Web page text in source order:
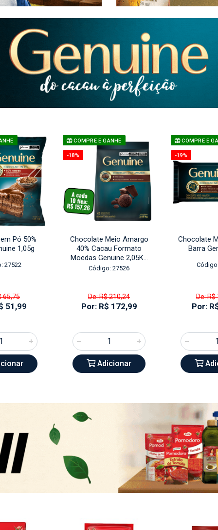
Pó 50%
1,05g
27522
65,75
51,99
COMPRE E GANHE
-18%
Chocolate Meio Amargo
40% Cacau Formato
Moedas Genuine 2,05K...
Código: 27526
De: R$ 210,24
Por: R$ 172,99
Adicionar
COMPRE E
-19%
Chocolate
Barra
De: R$
Por: